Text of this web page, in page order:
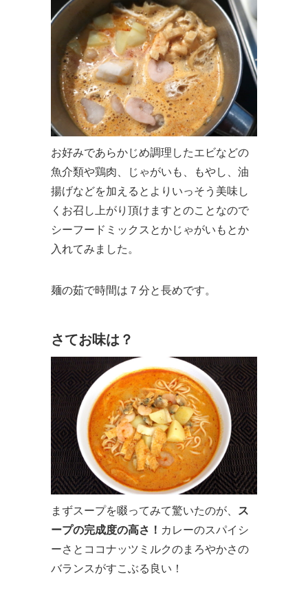
お好みであらかじめ調理したエビなどの
魚介類や鶏肉、じゃがいも、もやし、油
揚げなどを加えるとよりいっそう美味し
くお召し上がり頂けますとのことなので
シーフードミックスとかじゃがいもとか
入れてみました。
麺の茹で時間は７分と長めです。
さてお味は？
まずスープを啜ってみて驚いたのが、
ス
ープの完成度の高さ！ カレーのスパイシ
ーさとココナッツミルクのまろやかさの
バランスがすこぶる良い！